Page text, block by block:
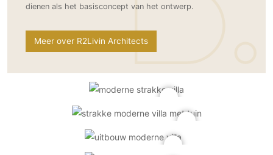
Houten deuren
Systeemwanden
dienen als het basisconcept van het ontwerp.
Meer over R2Livin Architects